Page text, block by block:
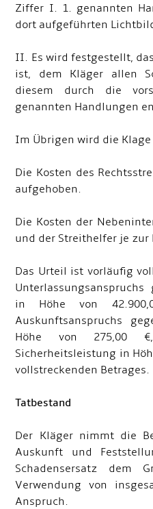
Ziffer I. 1. genannten
dort aufgeführten
II. Es wird festgestellt,
ist, dem Kläger allen
diesem durch die
genannten Handlungen
Im Übrigen wird die
Die Kosten des
aufgehoben.
Die Kosten der
und der Streithelfer je zur
Das Urteil ist vorläufig
in Höhe von
Auskunftsanspruchs
Höhe von 275,00
Sicherheitsleistung in
vollstreckenden Betrages.
Tatbestand
Der Kläger nimmt die
Auskunft und
Schadensersatz dem
Verwendung von
Anspruch.